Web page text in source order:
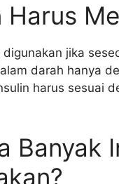
Harus
digunakan jika
darah hanya
harus sesuai
Banyak